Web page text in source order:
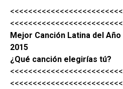
Mejor Canción Latina del
2015
¿Qué canción elegirías tú?